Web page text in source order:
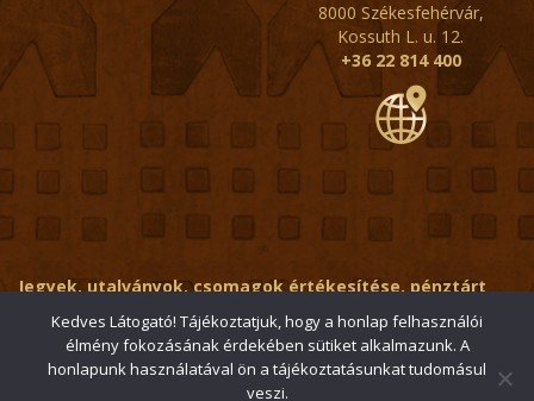
8000 Székesfehérvár,
Kossuth L. u. 12.
+36 22 814 400
Jegyek, utalványok, csomagok értékesítése, pénztárt
érintő kérdések:
ertekesito@fehervar-arpadfurdo.hu
Általános érdeklődés: info@fehervar-arpadfurdo.hu
Kedves Látogató! Tájékoztatjuk, hogy a honlap felhasználói
élmény fokozásának érdekében sütiket alkalmazunk. A
honlapunk használatával ön a tájékoztatásunkat tudomásul
veszi.